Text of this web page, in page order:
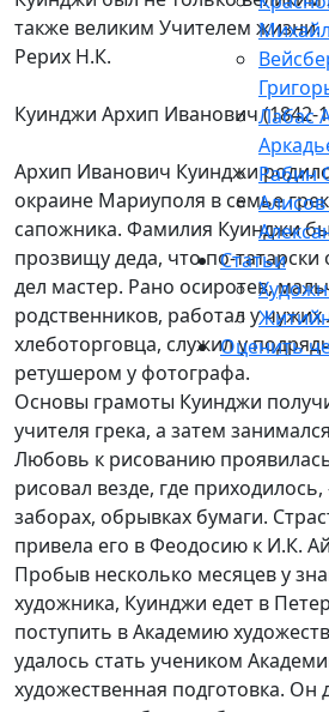
Лабас
Рабин
Статьи
Оценить
также великим Учителем жизни.
Рерих Н.К.
Куинджи Архип Иванович (1842-
Архип Иванович Куинджи
окраине Мариуполя в семье
сапожника. Фамилия Куинджи
прозвищу деда, что по-татарски
дел мастер. Рано осиротев,
родственников, работал у
хлеботорговца, служил у
ретушером у фотографа.
Основы грамоты Куинджи
учителя грека, а затем
Любовь к рисованию проявилась
рисовал везде, где
заборах, обрывках бумаги.
привела его в Феодосию к И.К.
Пробыв несколько месяцев у
художника, Куинджи едет в
поступить в Академию
удалось стать учеником
художественная подготовка.